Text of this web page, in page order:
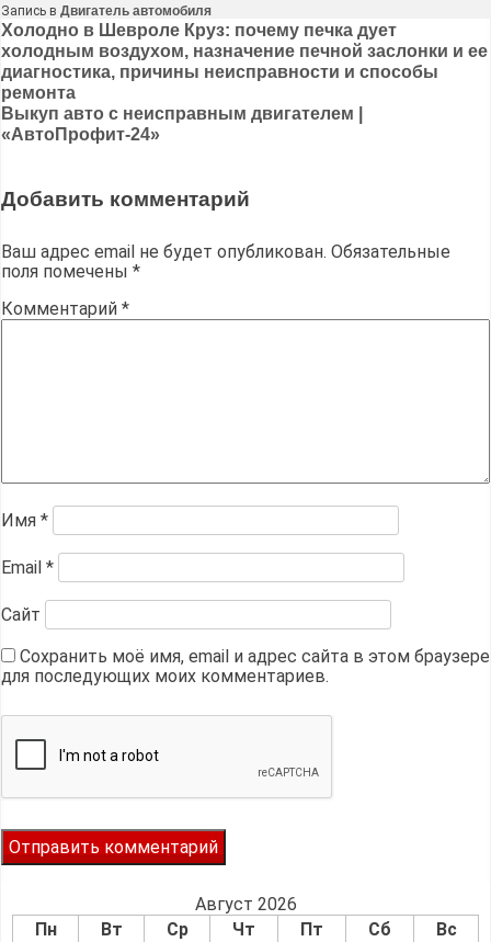
Запись в Двигатель автомобиля
Навигация
по
записям
Холодно в Шевроле Круз: почему печка дует
холодным воздухом, назначение печной заслонки и ее
диагностика, причины неисправности и способы
ремонта
Выкуп авто с неисправным двигателем |
«АвтоПрофит-24»
Добавить комментарий
Ваш адрес email не будет опубликован. Обязательные
поля помечены *
Комментарий *
Имя *
Email *
Сайт
Сохранить моё имя, email и адрес сайта в этом браузере
для последующих моих комментариев.
Август 2026
Пн
Вт Ср Чт Пт Сб Вс